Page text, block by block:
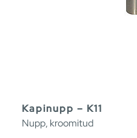
Kapinupp – K11
Nupp, kroomitud